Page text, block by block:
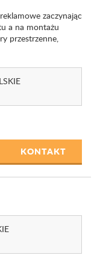
zaczynając
a na montażu
przestrzenne,
KONTAKT